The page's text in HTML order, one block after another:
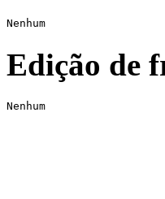
Nenhum
Edição de
Nenhum